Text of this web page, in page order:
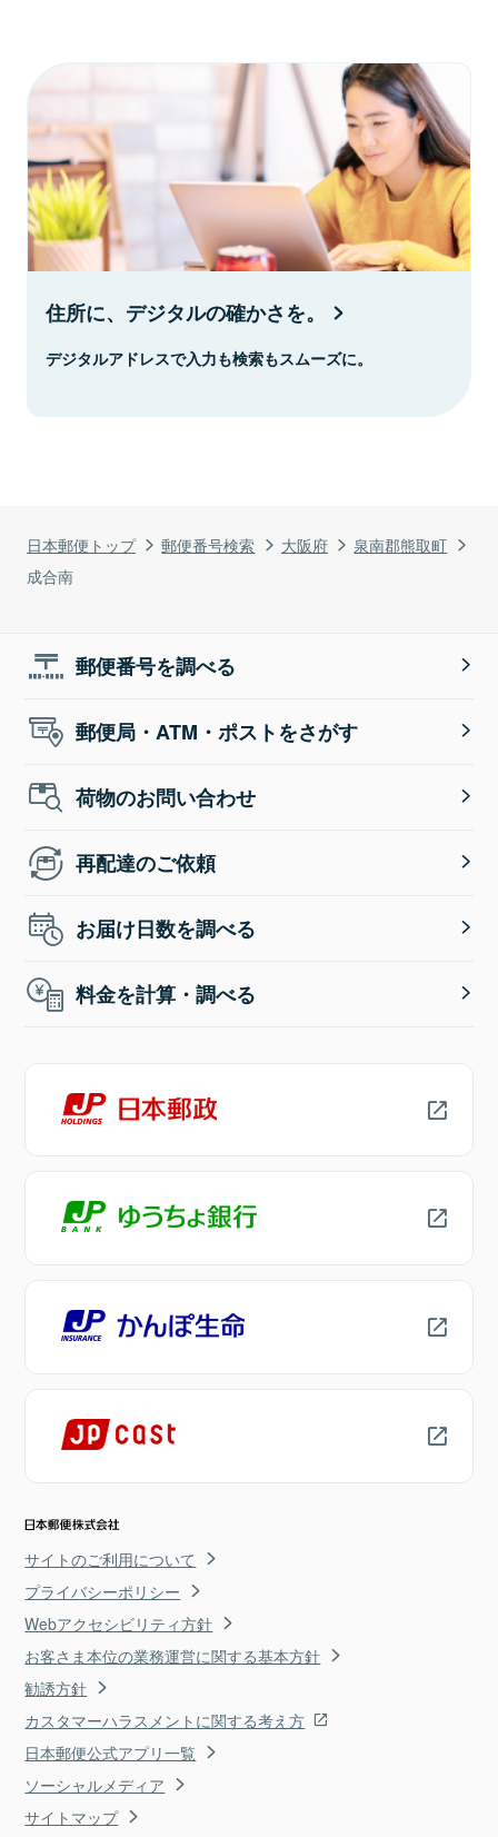
日本郵便トップ 郵便番号検索 大阪府
泉南郡熊取町
成合南
住所に、デジタルの確かさを。
デジタルアドレスで入力も検索もスムーズに。
郵便番号を調べる
郵便局・ATM・ポストをさがす
荷物のお問い合わせ
再配達のご依頼
お届け日数を調べる
料金を計算・調べる
サイトのご利用について
プライバシーポリシー
Webアクセシビリティ方針
お客さま本位の業務運営に関する基本方針
勧誘方針
カスタマーハラスメントに関する考え方
日本郵便公式アプリ一覧
ソーシャルメディア
サイトマップ